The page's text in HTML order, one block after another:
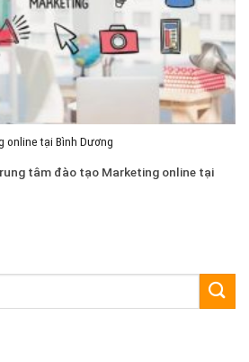
online tại Bình Dương
tâm đào tạo Marketing online tại